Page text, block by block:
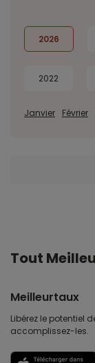
2026
2022
Janvier Février
Tout
Meilleurtaux
Libérez le potentiel
accomplissez-les.